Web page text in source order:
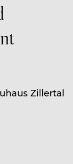
Zillertal